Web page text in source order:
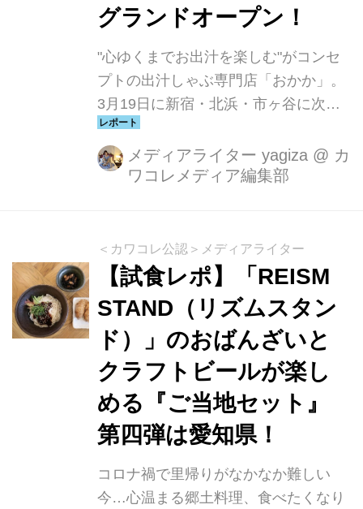
グランドオープン！
"⼼ゆくまでお出汁を楽しむ"がコンセ
プトの出汁しゃぶ専門店「おかか」。
3月19日に新宿・北浜・市ヶ谷に次ぐ4
店舗目となる「出汁しゃぶおばんざい
おかか東京」を大手町プレイスにオー
プンいたしました。
メディアライター yagiza @ カ
ワコレメディア編集部
＜カワコレ公認＞メディアライター
【試食レポ】「REISM
STAND（リズムスタン
ド）」のおばんざいと
クラフトビールが楽し
める『ご当地セット』
第四弾は愛知県！
コロナ禍で里帰りがなかなか難しい
今…心温まる郷土料理、食べたくなり